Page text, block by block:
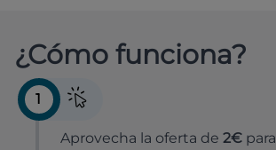
¿Cómo funciona?
1
Aprovecha la oferta de 2€ para